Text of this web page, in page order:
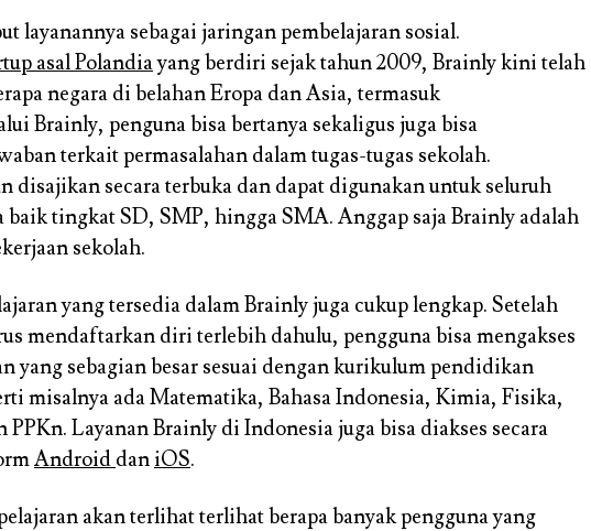
layanannya sebagai jaringan pembelajaran sosial.
asal Polandiayang berdiri sejak tahun 2009, Brainly kini telah
negara di belahan Eropa dan Asia, termasuk
Brainly, penguna bisa bertanya sekaligus juga bisa
terkait permasalahan dalam tugas-tugas sekolah.
disajikan secara terbuka dan dapat digunakan untuk seluruh
tingkat SD, SMP, hingga SMA. Anggap saja Brainly adalah
sekolah.
yang tersedia dalam Brainly juga cukup lengkap. Setelah
mendaftarkan diri terlebih dahulu, pengguna bisa mengakses
yang sebagian besar sesuai dengan kurikulum pendidikan
misalnya ada Matematika, Bahasa Indonesia, Kimia, Fisika,
PPKn. Layanan Brainly di Indonesia juga bisa diakses secara
Android dan iOS.
akan terlihat terlihat berapa banyak pengguna yang